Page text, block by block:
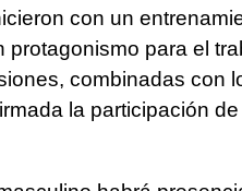
con un
protagonismo para el
combinadas con
la participación